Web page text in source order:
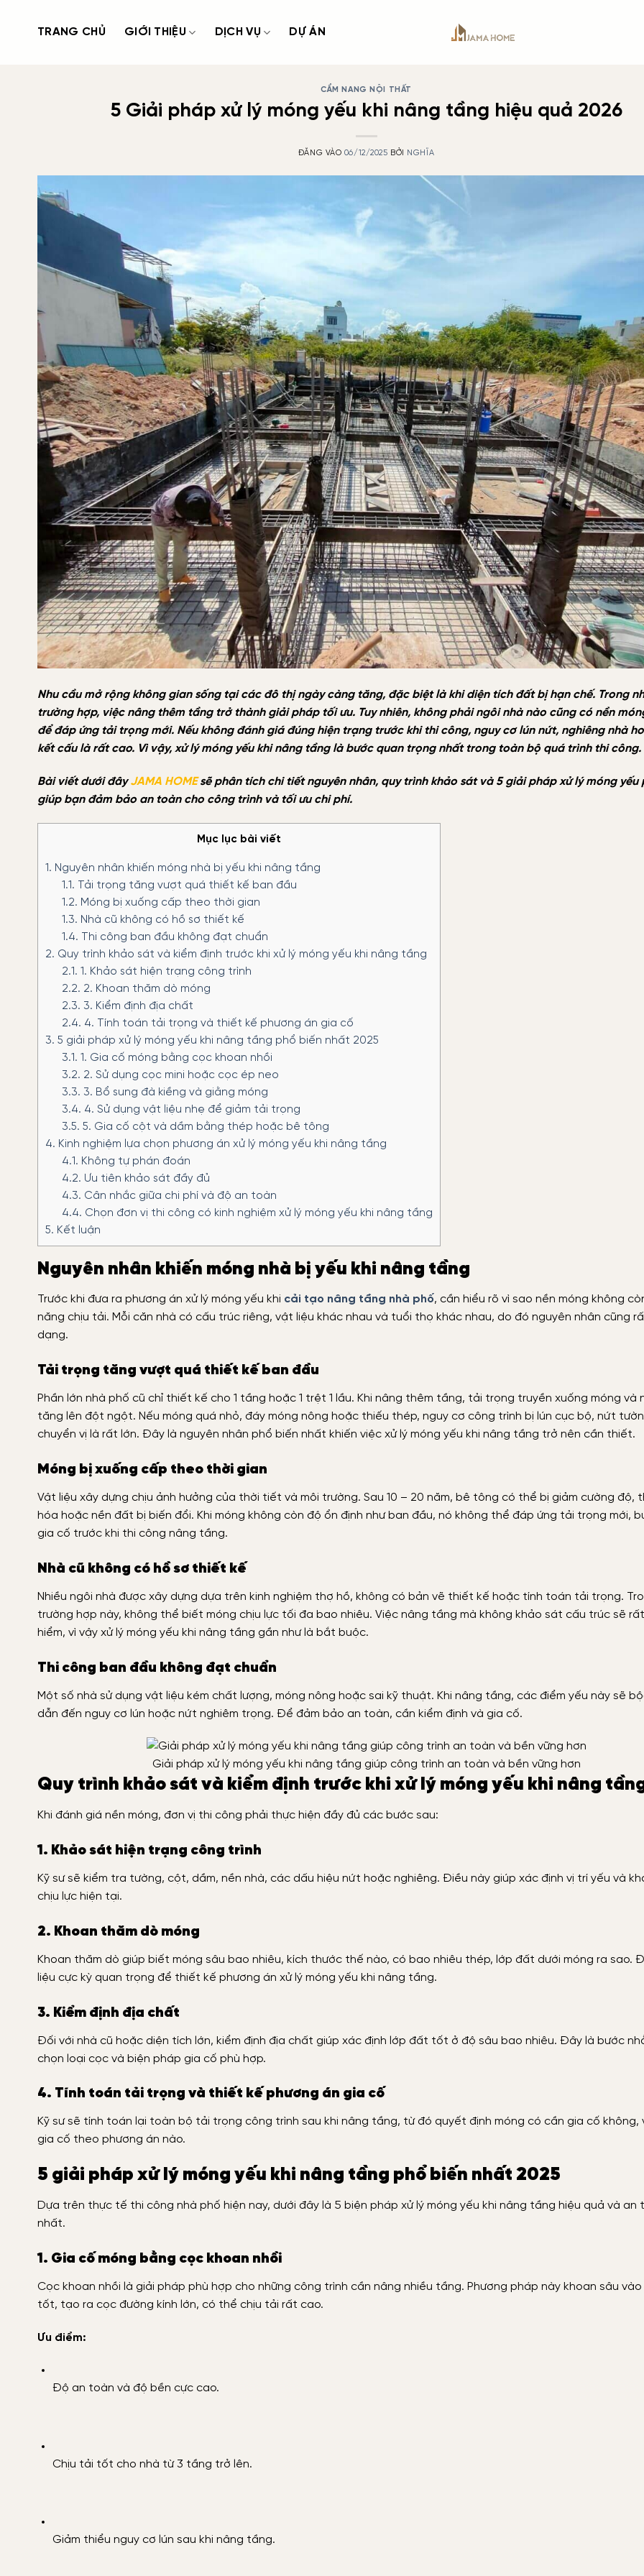
TRANG CHỦ GIỚI THIỆU DỊCH VỤ DỰ ÁN
CẨM NANG NỘI THẤT
5 Giải pháp xử lý móng yếu khi nâng tầng hiệu quả 2026
ĐĂNG VÀO 06/12/2025 BỞI NGHĨA
Nhu cầu mở rộng không gian sống tại các đô thị ngày càng tăng, đặc biệt là khi diện tích đất bị hạn chế. Trong
trường hợp, việc nâng thêm tầng trở thành giải pháp tối ưu. Tuy nhiên, không phải ngôi nhà nào cũng có nền
để đáp ứng tải trọng mới. Nếu không đánh giá đúng hiện trạng trước khi thi công, nguy cơ lún nứt, nghiêng nhà
kết cấu là rất cao. Vì vậy, xử lý móng yếu khi nâng tầng là bước quan trọng nhất trong toàn bộ quá trình thi công.
Bài viết dưới đâyJAMA HOMEsẽ phân tích chi tiết nguyên nhân, quy trình khảo sát và 5 giải pháp xử lý móng yếu
giúp bạn đảm bảo an toàn cho công trình và tối ưu chi phí.
Mục lục bài viết
1. Nguyên nhân khiến móng nhà bị yếu khi nâng tầng
1.1. Tải trọng tăng vượt quá thiết kế ban đầu
1.2. Móng bị xuống cấp theo thời gian
1.3. Nhà cũ không có hồ sơ thiết kế
1.4. Thi công ban đầu không đạt chuẩn
2. Quy trình khảo sát và kiểm định trước khi xử lý móng yếu khi nâng tầng
2.1. 1. Khảo sát hiện trạng công trình
2.2. 2. Khoan thăm dò móng
2.3. 3. Kiểm định địa chất
2.4. 4. Tính toán tải trọng và thiết kế phương án gia cố
3. 5 giải pháp xử lý móng yếu khi nâng tầng phổ biến nhất 2025
3.1. 1. Gia cố móng bằng cọc khoan nhồi
3.2. 2. Sử dụng cọc mini hoặc cọc ép neo
3.3. 3. Bổ sung đà kiềng và giằng móng
3.4. 4. Sử dụng vật liệu nhẹ để giảm tải trọng
3.5. 5. Gia cố cột và dầm bằng thép hoặc bê tông
4. Kinh nghiệm lựa chọn phương án xử lý móng yếu khi nâng tầng
4.1. Không tự phán đoán
4.2. Ưu tiên khảo sát đầy đủ
4.3. Cân nhắc giữa chi phí và độ an toàn
4.4. Chọn đơn vị thi công có kinh nghiệm xử lý móng yếu khi nâng tầng
5. Kết luận
Nguyên nhân khiến móng nhà bị yếu khi nâng tầng
Trước khi đưa ra phương án xử lý móng yếu khi cải tạo nâng tầng nhà phố, cần hiểu rõ vì sao nền móng không
năng chịu tải. Mỗi căn nhà có cấu trúc riêng, vật liệu khác nhau và tuổi thọ khác nhau, do đó nguyên nhân cũng
dạng.
Tải trọng tăng vượt quá thiết kế ban đầu
Phần lớn nhà phố cũ chỉ thiết kế cho 1 tầng hoặc 1 trệt 1 lầu. Khi nâng thêm tầng, tải trọng truyền xuống móng và
tăng lên đột ngột. Nếu móng quá nhỏ, đáy móng nông hoặc thiếu thép, nguy cơ công trình bị lún cục bộ, nứt
chuyển vị là rất lớn. Đây là nguyên nhân phổ biến nhất khiến việc xử lý móng yếu khi nâng tầng trở nên cần thiết.
Móng bị xuống cấp theo thời gian
Vật liệu xây dựng chịu ảnh hưởng của thời tiết và môi trường. Sau 10 – 20 năm, bê tông có thể bị giảm cường độ,
hóa hoặc nền đất bị biến đổi. Khi móng không còn độ ổn định như ban đầu, nó không thể đáp ứng tải trọng mới,
gia cố trước khi thi công nâng tầng.
Nhà cũ không có hồ sơ thiết kế
Nhiều ngôi nhà được xây dựng dựa trên kinh nghiệm thợ hồ, không có bản vẽ thiết kế hoặc tính toán tải trọng.
trường hợp này, không thể biết móng chịu lực tối đa bao nhiêu. Việc nâng tầng mà không khảo sát cấu trúc sẽ
hiểm, vì vậy xử lý móng yếu khi nâng tầng gần như là bắt buộc.
Thi công ban đầu không đạt chuẩn
Một số nhà sử dụng vật liệu kém chất lượng, móng nông hoặc sai kỹ thuật. Khi nâng tầng, các điểm yếu này sẽ
dẫn đến nguy cơ lún hoặc nứt nghiêm trọng. Để đảm bảo an toàn, cần kiểm định và gia cố.
Giải pháp xử lý móng yếu khi nâng tầng giúp công trình an toàn và bền vững hơn
Quy trình khảo sát và kiểm định trước khi xử lý móng yếu khi nâng
Khi đánh giá nền móng, đơn vị thi công phải thực hiện đầy đủ các bước sau:
1. Khảo sát hiện trạng công trình
Kỹ sư sẽ kiểm tra tường, cột, dầm, nền nhà, các dấu hiệu nứt hoặc nghiêng. Điều này giúp xác định vị trí yếu và
chịu lực hiện tại.
2. Khoan thăm dò móng
Khoan thăm dò giúp biết móng sâu bao nhiêu, kích thước thế nào, có bao nhiêu thép, lớp đất dưới móng ra sao.
liệu cực kỳ quan trọng để thiết kế phương án xử lý móng yếu khi nâng tầng.
3. Kiểm định địa chất
Đối với nhà cũ hoặc diện tích lớn, kiểm định địa chất giúp xác định lớp đất tốt ở độ sâu bao nhiêu. Đây là bước
chọn loại cọc và biện pháp gia cố phù hợp.
4. Tính toán tải trọng và thiết kế phương án gia cố
Kỹ sư sẽ tính toán lại toàn bộ tải trọng công trình sau khi nâng tầng, từ đó quyết định móng có cần gia cố không,
gia cố theo phương án nào.
5 giải pháp xử lý móng yếu khi nâng tầng phổ biến nhất 2025
Dựa trên thực tế thi công nhà phố hiện nay, dưới đây là 5 biện pháp xử lý móng yếu khi nâng tầng hiệu quả và an
nhất.
1. Gia cố móng bằng cọc khoan nhồi
Cọc khoan nhồi là giải pháp phù hợp cho những công trình cần nâng nhiều tầng. Phương pháp này khoan sâu
tốt, tạo ra cọc đường kính lớn, có thể chịu tải rất cao.
Ưu điểm:
Độ an toàn và độ bền cực cao.
Chịu tải tốt cho nhà từ 3 tầng trở lên.
Giảm thiểu nguy cơ lún sau khi nâng tầng.